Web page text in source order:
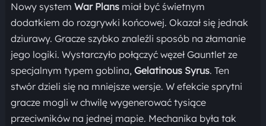
Nowy system War Plansmiał być świetnym
dodatkiem do rozgrywki końcowej. Okazał się jednak
dziurawy. Gracze szybko znaleźli sposób na złamanie
jego logiki. Wystarczyło połączyć węzeł Gauntlet ze
specjalnym typem goblina, Gelatinous Syrus. Ten
stwór dzieli się na mniejsze wersje. W efekcie sprytni
gracze mogli w chwilę wygenerować tysiące
przeciwników na jednej mapie. Mechanika była tak